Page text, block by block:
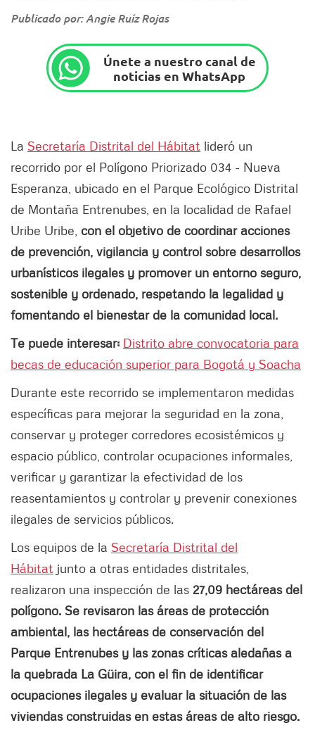
Publicado por: Angie Ruíz Rojas
Únete a nuestro canal de
noticias en WhatsApp
La Secretaría Distrital del Hábitat lideró un
recorrido por el Polígono Priorizado 034 - Nueva
Esperanza, ubicado en el Parque Ecológico Distrital
de Montaña Entrenubes, en la localidad de Rafael
Uribe Uribe, con el objetivo de coordinar acciones
de prevención, vigilancia y control sobre desarrollos
urbanísticos ilegales y promover un entorno seguro,
sostenible y ordenado, respetando la legalidad y
fomentando el bienestar de la comunidad local.
Te puede interesar: Distrito abre convocatoria para
becas de educación superior para Bogotá y Soacha
Durante este recorrido se implementaron medidas
específicas para mejorar la seguridad en la zona,
conservar y proteger corredores ecosistémicos y
espacio público, controlar ocupaciones informales,
verificar y garantizar la efectividad de los
reasentamientos y controlar y prevenir conexiones
ilegales de servicios públicos.
Los equipos de la Secretaría Distrital del
Hábitat junto a otras entidades distritales,
realizaron una inspección de las 27,09 hectáreas del
polígono. Se revisaron las áreas de protección
ambiental, las hectáreas de conservación del
Parque Entrenubes y las zonas críticas aledañas a
la quebrada La Güira, con el fin de identificar
ocupaciones ilegales y evaluar la situación de las
viviendas construidas en estas áreas de alto riesgo.